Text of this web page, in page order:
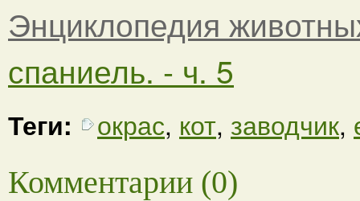
Энциклопедия
спаниель. - ч. 5
Теги: окрас, кот, заводчик,
Комментарии (0)